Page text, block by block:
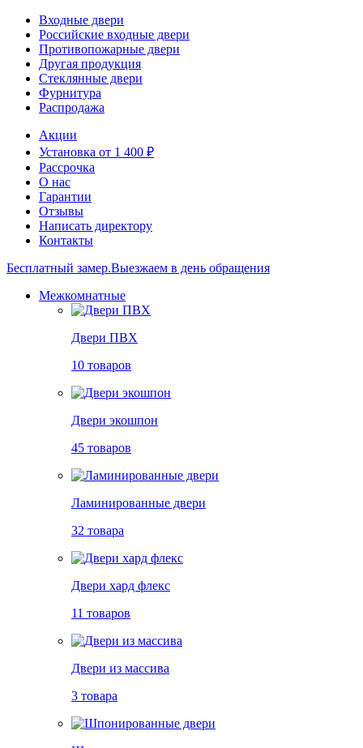
Входные двери
Российские входные двери
Противопожарные двери
Другая продукция
Стеклянные двери
Фурнитура
Распродажа
Акции
Установка от 1 400 ₽
Рассрочка
О нас
Гарантии
Отзывы
Написать директору
Контакты
Бесплатный замер.Выезжаем в день обращения
Межкомнатные
Двери ПВХ
10 товаров
Двери экошпон
45 товаров
Ламинированные двери
32 товара
Двери хард флекс
11 товаров
Двери из массива
3 товара